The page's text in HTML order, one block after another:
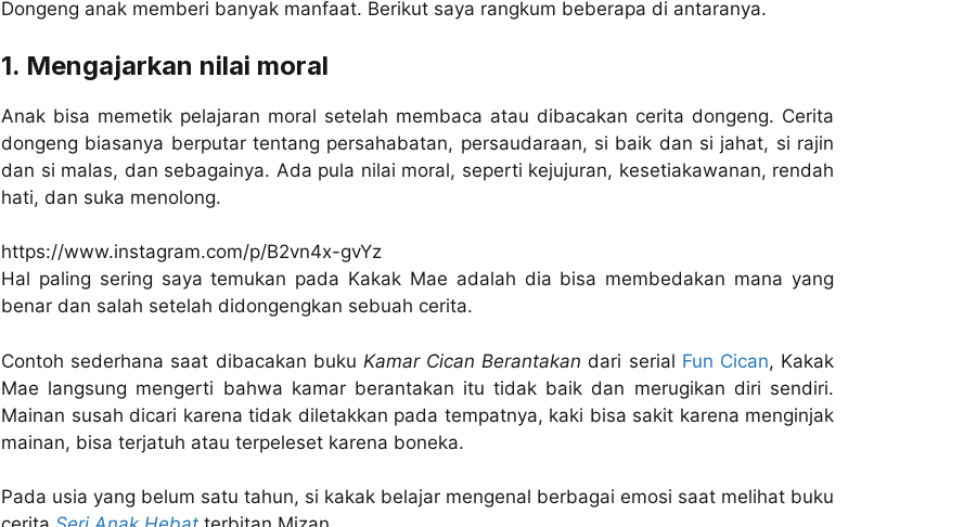
Dongeng anak memberi banyak manfaat. Berikut saya rangkum beberapa di antaranya.
1. Mengajarkan nilai moral
Anak bisa memetik pelajaran moral setelah membaca atau dibacakan cerita dongeng. Cerita
dongeng biasanya berputar tentang persahabatan, persaudaraan, si baik dan si jahat, si rajin
dan si malas, dan sebagainya. Ada pula nilai moral, seperti kejujuran, kesetiakawanan, rendah
hati, dan suka menolong.
https://www.instagram.com/p/B2vn4x-gvYz
Hal paling sering saya temukan pada Kakak Mae adalah dia bisa membedakan mana yang
benar dan salah setelah didongengkan sebuah cerita.
Contoh sederhana saat dibacakan buku Kamar Cican Berantakan dari serial Fun Cican, Kakak
Mae langsung mengerti bahwa kamar berantakan itu tidak baik dan merugikan diri sendiri.
Mainan susah dicari karena tidak diletakkan pada tempatnya, kaki bisa sakit karena menginjak
mainan, bisa terjatuh atau terpeleset karena boneka.
Pada usia yang belum satu tahun, si kakak belajar mengenal berbagai emosi saat melihat buku